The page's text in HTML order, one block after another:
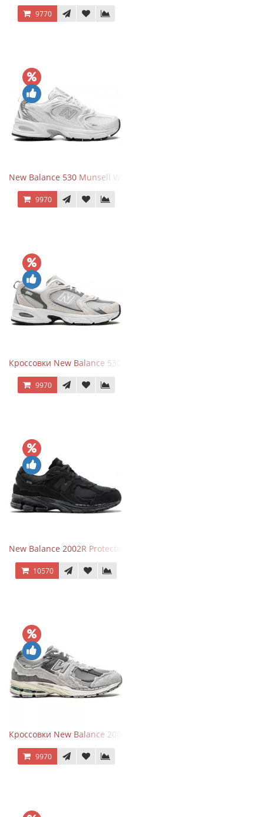
9770
New Balance 530 Munsell White Silver
9970
Кроссовки New Balance 530 Grey Matter Harbor Grey
9970
New Balance 2002R Protection Phantom Black
10570
Кроссовки New Balance 2002R Protection Pack Grey
9970